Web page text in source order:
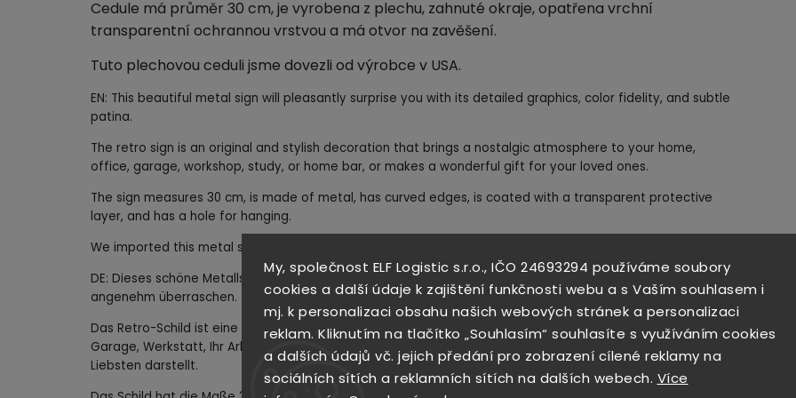
My, společnost ELF Logistic s.r.o., IČO 24693294 používáme soubory
cookies a další údaje k zajištění funkčnosti webu a s Vaším souhlasem i
mj. k personalizaci obsahu našich webových stránek a personalizaci
reklam. Kliknutím na tlačítko „Souhlasím“ souhlasíte s využíváním cookies
a dalších údajů vč. jejich předání pro zobrazení cílené reklamy na
sociálních sítích a reklamních sítích na dalších webech. Více
Cedule má průměr 30 cm, je vyrobena z plechu, zahnuté okraje, opatřena vrchní
transparentní ochrannou vrstvou a má otvor na zavěšení.
Tuto plechovou ceduli jsme dovezli od výrobce v USA.
EN: This beautiful metal sign will pleasantly surprise you with its detailed graphics, color fidelity, and subtle
patina.
The retro sign is an original and stylish decoration that brings a nostalgic atmosphere to your home,
office, garage, workshop, study, or home bar, or makes a wonderful gift for your loved ones.
The sign measures 30 cm, is made of metal, has curved edges, is coated with a transparent protective
layer, and has a hole for hanging.
We imported this metal sign from a manufacturer in the USA.
DE: Dieses schöne Metallschild wird Sie mit seiner detaillierten Grafik, Farbtreue und feinen Patina
angenehm überraschen.
Das Retro-Schild ist eine originelle und stilvolle Dekoration, die nostalgisches Flair in Ihr Zuhause, Büro, Ihre
Garage, Werkstatt, Ihr Arbeitszimmer oder Ihre Hausbar bringt oder ein wunderbares Geschenk für Ihre
Liebsten darstellt.